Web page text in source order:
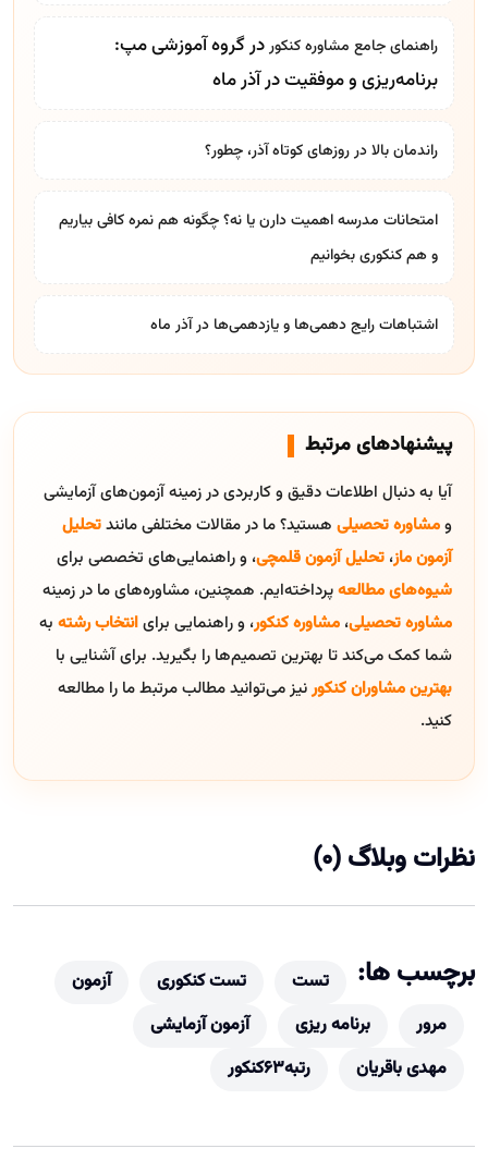
راهنمای جامع مشاوره کنکوردر گروه آموزشی مپ:
برنامه‌ریزی و موفقیت در آذر ماه
راندمان بالا در روزهای کوتاه آذر، چطور؟
امتحانات مدرسه اهمیت دارن یا نه؟ چگونه هم نمره کافی بیاریم
و هم کنکوری بخوانیم
اشتباهات رایج دهمی‌ها و یازدهمی‌ها در آذر ماه
پیشنهادهای مرتبط
آیا به دنبال اطلاعات دقیق و کاربردی در زمینه آزمون‌های آزمایشی
ومشاوره تحصیلی هستید؟ ما در مقالات مختلفی مانندتحلیل
آزمون ماز، تحلیل آزمون قلمچی، و راهنمایی‌های تخصصی برای
شیوه‌های مطالعهپرداخته‌ایم. همچنین، مشاوره‌های ما در زمینه
مشاوره تحصیلی، مشاوره کنکور، و راهنمایی برایانتخاب رشته به
شما کمک می‌کند تا بهترین تصمیم‌ها را بگیرید. برای آشنایی با
بهترین مشاوران کنکورنیز می‌توانید مطالب مرتبط ما را مطالعه
کنید.
نظرات وبلاگ (0)
برچسب ها: تست تست کنکوری
آزمون
مرور
برنامه ریزی
آزمون آزمایشی
مهدی باقریان
رتبه63کنکور